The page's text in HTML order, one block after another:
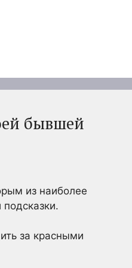
бывшей
из наиболее
за красными